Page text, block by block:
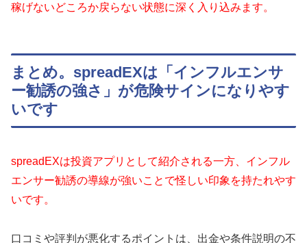
稼げないどころか戻らない状態に深く入り込みます。
まとめ。spreadEXは「インフルエンサ
ー勧誘の強さ」が危険サインになりやす
いです
spreadEXは投資アプリとして紹介される一方、インフル
エンサー勧誘の導線が強いことで怪しい印象を持たれやす
いです。
口コミや評判が悪化するポイントは、出金や条件説明の不